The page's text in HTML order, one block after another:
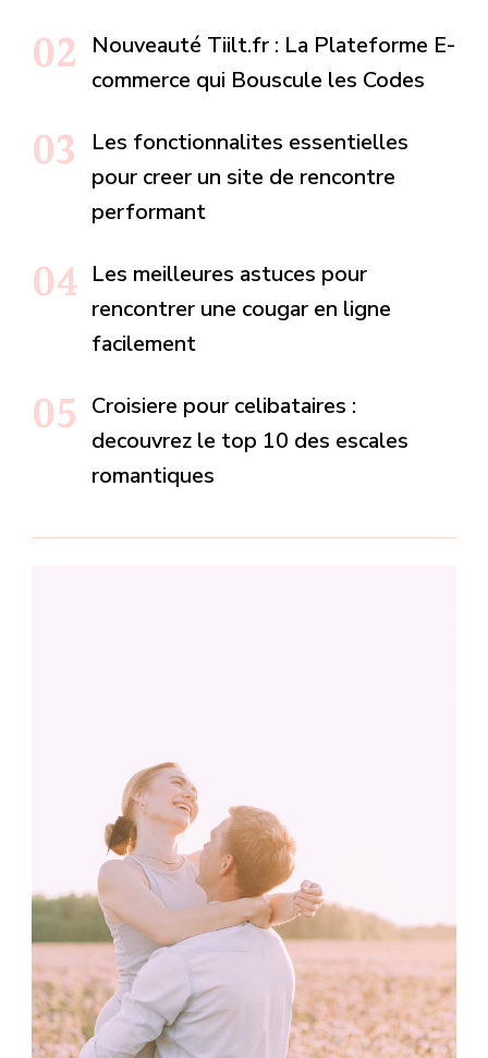
Nouveauté Tiilt.fr : La Plateforme E-
commerce qui Bouscule les Codes
Les fonctionnalites essentielles
pour creer un site de rencontre
performant
Les meilleures astuces pour
rencontrer une cougar en ligne
facilement
Croisiere pour celibataires :
decouvrez le top 10 des escales
romantiques